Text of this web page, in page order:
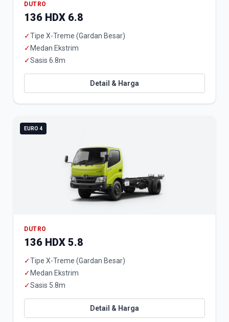
DUTRO
136 HDX 6.8
✓Tipe X-Treme (Gardan Besar)
✓ Medan Ekstrim
✓Sasis 6.8m
Detail & Harga
EURO 4
DUTRO
136 HDX 5.8
✓Tipe X-Treme (Gardan Besar)
✓ Medan Ekstrim
✓Sasis 5.8m
Detail & Harga